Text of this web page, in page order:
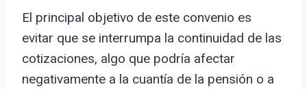
El principal objetivo de este convenio es
evitar que se interrumpa la continuidad de las
cotizaciones, algo que podría afectar
negativamente a la cuantía de la pensión o a